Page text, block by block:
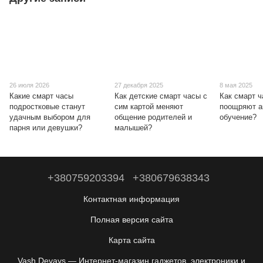
26 июля 2026
Какие смарт часы
подростковые станут
удачным выбором для
парня или девушки?
27 декабря 2025
Как детские смарт часы с
сим картой меняют
общение родителей и
малышей?
8 мая 2025
Как смарт
поощряют
обучение?
+380759203394 +380679638343
Контактная информация
Полная версия сайта
Карта сайта
Vash Devays — Интернет-магазин гаджетов, электроники и